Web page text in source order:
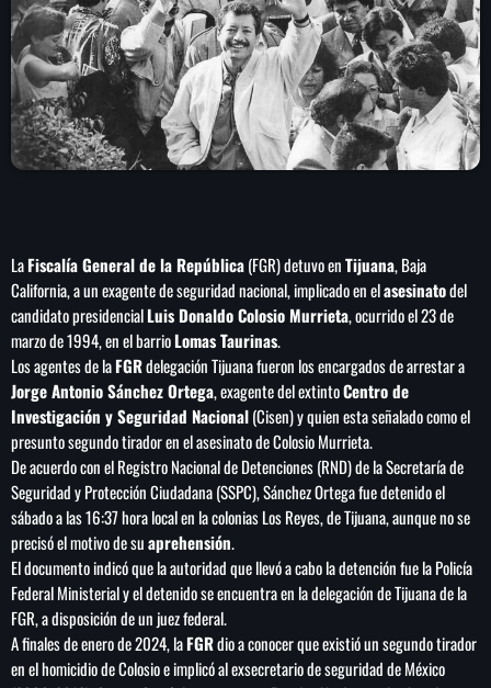
play_arrow LA CAMPESINA 104.5 FM
play_arrow LA CAMPESINA GEORGIA
NOTAS
PROGRAMACIÓN keyboard_arrow_down
LOCUCIÓN (TALENTO AL AIRE)
RANKING
COMUNÍCATE
PUBLICIDAD
HISTORIA
SEARCH
SEARCH
LaFiscalía General de la República(FGR) detuvo enTijuana, Baja
California, a un exagente de seguridad nacional, implicado en elasesinatodel
candidato presidencialLuis Donaldo Colosio Murrieta, ocurrido el 23 de
marzo de 1994, en el barrioLomas Taurinas.
Los agentes de laFGRdelegación Tijuana fueron los encargados de arrestar a
Jorge Antonio Sánchez Ortega, exagente del extintoCentro de
Investigación y Seguridad Nacional(Cisen) y quien esta señalado como el
presunto segundo tirador en el asesinato de Colosio Murrieta.
De acuerdo con el Registro Nacional de Detenciones (RND) de la Secretaría de
Seguridad y Protección Ciudadana (SSPC), Sánchez Ortega fue detenido el
sábado a las 16:37 hora local en la colonias Los Reyes, de Tijuana, aunque no se
precisó el motivo de suaprehensión.
El documento indicó que la autoridad que llevó a cabo la detención fue la Policía
Federal Ministerial y el detenido se encuentra en la delegación de Tijuana de la
FGR, a disposición de un juez federal.
A finales de enero de 2024, laFGRdio a conocer que existió un segundo tirador
en el homicidio de Colosio e implicó al exsecretario de seguridad de México